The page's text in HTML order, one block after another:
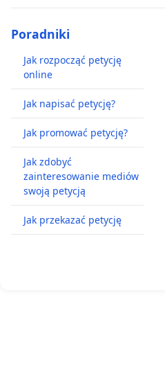
Poradniki
Jak rozpocząć petycję
online
Jak napisać petycję?
Jak promować petycję?
Jak zdobyć
zainteresowanie mediów
swoją petycją
Jak przekazać petycję